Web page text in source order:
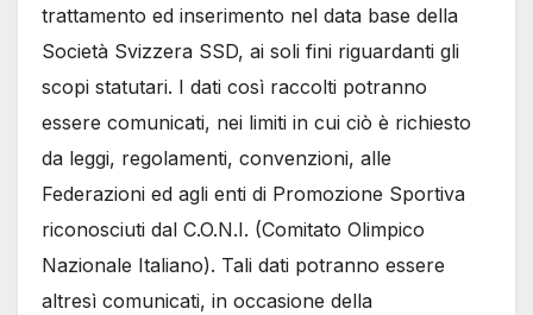
trattamento ed inserimento nel data base della
Società Svizzera SSD, ai soli fini riguardanti gli
scopi statutari. I dati così raccolti potranno
essere comunicati, nei limiti in cui ciò è richiesto
da leggi, regolamenti, convenzioni, alle
Federazioni ed agli enti di Promozione Sportiva
riconosciuti dal C.O.N.I. (Comitato Olimpico
Nazionale Italiano). Tali dati potranno essere
altresì comunicati, in occasione della